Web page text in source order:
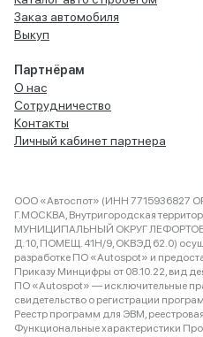
Заказ автомобиля
Выкуп
Партнёрам
О нас
Сотрудничество
Контакты
Личный кабинет партнера
ООО «Автоспот» (ИНН 7715936827
Г.МОСКВА, Внутригородская
МУНИЦИПАЛЬНЫЙ ОКРУГ
Д. 10, ПОМЕЩ. 41Н/9, ОКВЭД 62.0)
разработке ПО «Autospot» и
Приказу Минцифры от 08.10.22, вид
ПО «Autospot» — исключительные
свидетельство о регистрации
Реестр программ для ЭВМ,
Функциональные характеристики